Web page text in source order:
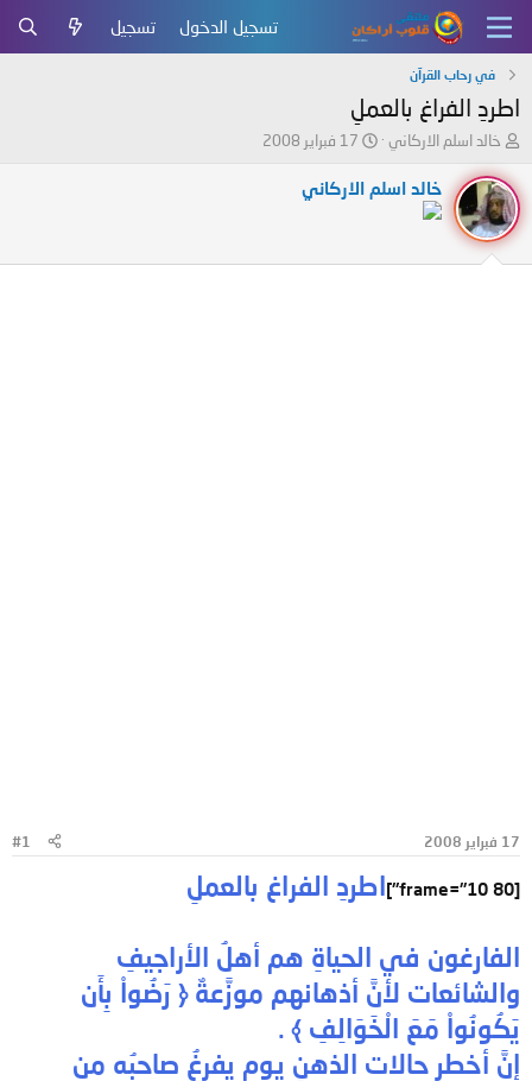
تسجيل الدخول تسجيل
في رحاب القرآن
اطردِ الفراغ بالعملِ
ب
د
ئ
ا
ل
م
خالد اسلم الاركاني
ت
ر
ل
17 فبراير 2008
خالد اسلم الاركاني
17 فبراير 2008 #1
[frame="10 80"] اطردِ الفراغ بالعملِ
الفارغون في الحياةِ هم أهلُ الأراجيفِ
والشائعات لأنَّ أذهانهم موزَّعةٌ ﴿ رَضُواْ بِأَن
يَكُونُواْ مَعَ الْخَوَالِفِ ﴾ .
إنَّ أخطر حالات الذهنِ يوم يفرغُ صاحبُه من